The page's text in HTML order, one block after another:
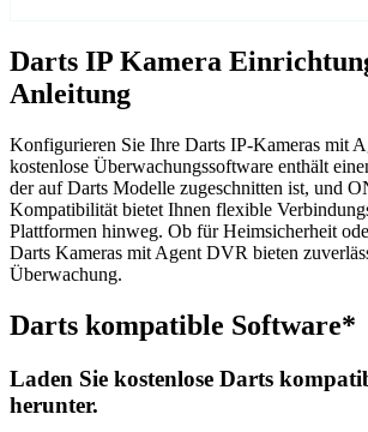
Darts IP Kamera
Anleitung
Konfigurieren Sie Ihre Darts IP-Kameras mit
kostenlose Überwachungssoftware enthält
der auf Darts Modelle zugeschnitten ist, und
Kompatibilität bietet Ihnen flexible
Plattformen hinweg. Ob für Heimsicherheit
Darts Kameras mit Agent DVR bieten
Überwachung.
Darts kompatible Software*
Laden Sie kostenlose Darts
herunter.